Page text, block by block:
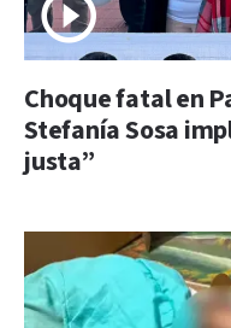
Choque fatal en
Stefanía Sosa
justa”